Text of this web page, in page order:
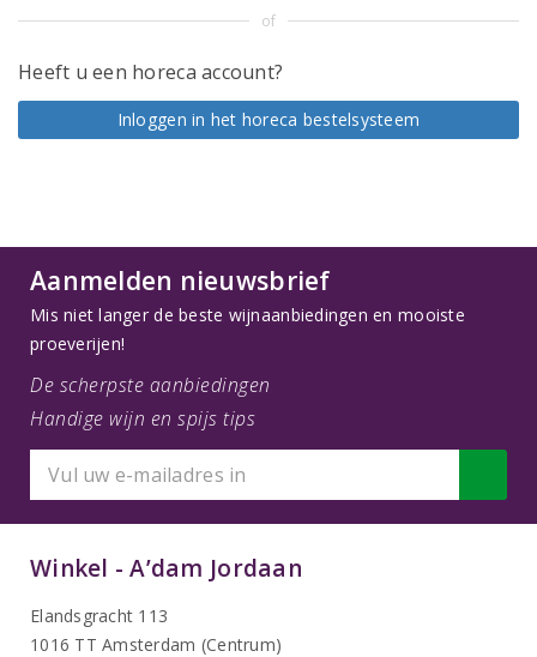
of
Heeft u een horeca account?
Inloggen in het horeca bestelsysteem
Aanmelden nieuwsbrief
Mis niet langer de beste wijnaanbiedingen en mooiste
proeverijen!
De scherpste aanbiedingen
Handige wijn en spijs tips
Winkel - A’dam Jordaan
Elandsgracht 113
1016 TT Amsterdam (Centrum)